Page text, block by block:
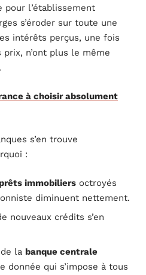
l’établissement
s’éroder sur toute une
intérêts perçus, une fois
n’ont plus le même
à choisir absolument
s’en trouve
:
prêts immobiliers octroyés
diminuent nettement.
nouveaux crédits s’en
la banque centrale
donnée qui s’impose à tous